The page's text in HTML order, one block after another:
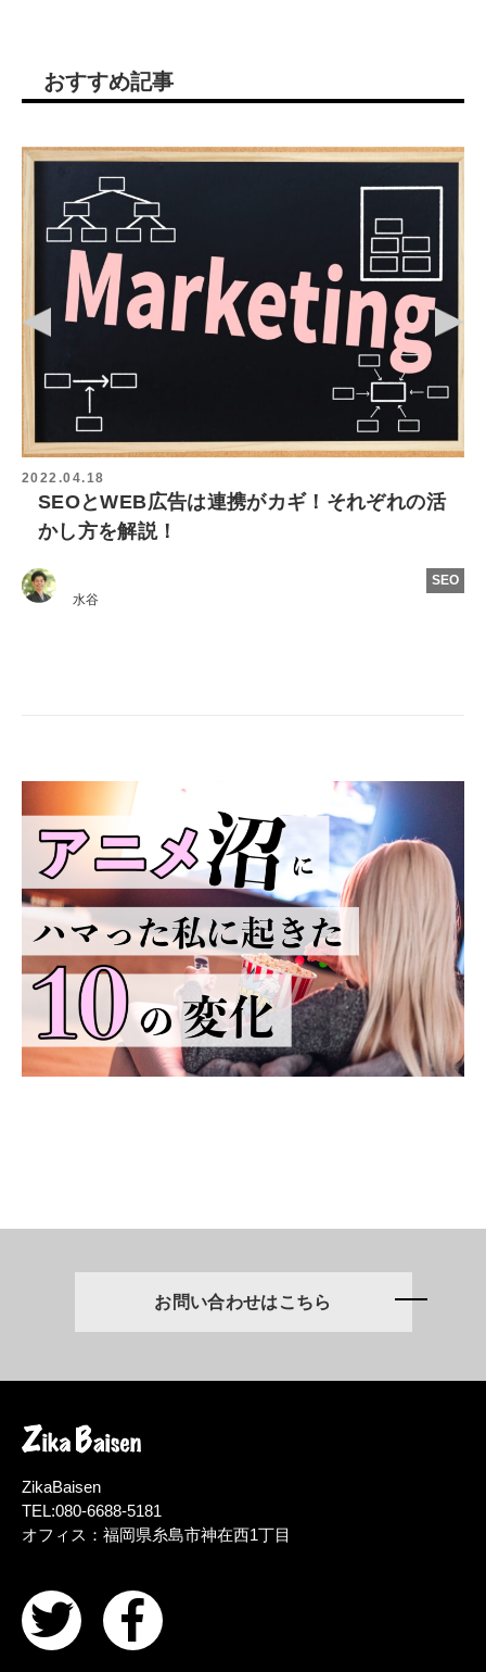
おすすめ記事
2022.04.14
SEO対策は無駄で意味がない？本当に効果的
だったSEO施策を紹介
SEO
水谷
お問い合わせはこちら
ZikaBaisen
TEL:080-6688-5181
オフィス：福岡県糸島市神在西1丁目